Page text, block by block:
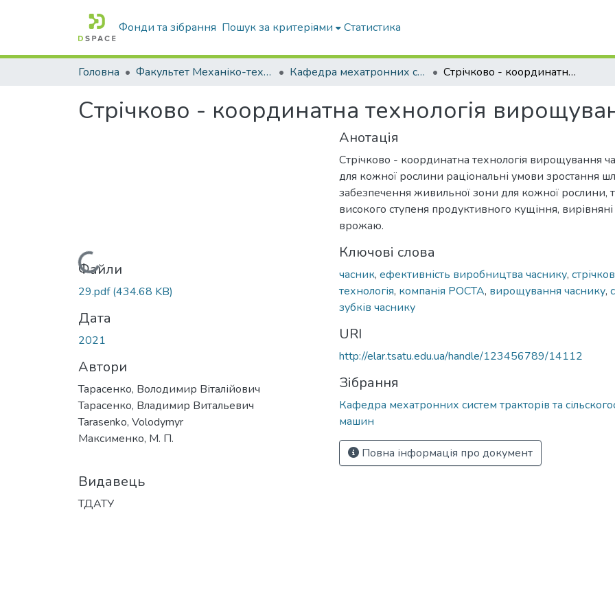
Фонди та зібрання Пошук за критеріями Статистика
Головна Факультет Механіко-технологічний Кафедра мехатронних систем тракторів та сільскогосподарських машин Стрічково - координатна технологія вирощування часнику
Стрічково - координатна технологія
Вантажиться...
Файли
29.pdf(434.68 KB)
Дата
2021
Автори
Тарасенко, Володимир Віталійович
Тарасенко, Владимир Витальевич
Tarasenko, Volodymyr
Максименко, М. П.
Видавець
ТДАТУ
Анотація
Стрічково - координатна технологія вирощування
для кожної рослини раціональні умови зростання
забезпечення живильної зони для кожної рослини,
високого ступеня продуктивного кущіння, вирівняні
врожаю.
Ключові слова
часник, ефективність виробництва часнику,
технологія, компанія РОСТА, вирощування часнику,
зубків часнику
URI
http://elar.tsatu.edu.ua/handle/123456789/14112
Зібрання
Кафедра мехатронних систем тракторів та
машин
Повна інформація про документ